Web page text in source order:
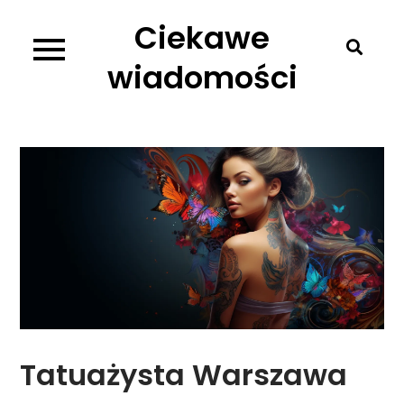
content
Ciekawe
wiadomości
Tatuażysta Warszawa